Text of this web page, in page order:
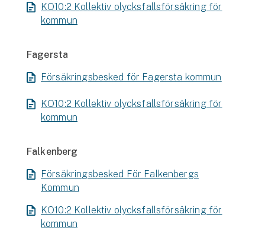
KO10:2 Kollektiv olycksfallsförsäkring för
kommun
Fagersta
Försäkringsbesked för Fagersta kommun
KO10:2 Kollektiv olycksfallsförsäkring för
kommun
Falkenberg
Försäkringsbesked För Falkenbergs
Kommun
KO10:2 Kollektiv olycksfallsförsäkring för
kommun